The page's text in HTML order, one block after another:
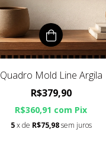
Quadro Mold Line Argila
R$379,90
R$360,91 com Pix
5x de R$75,98sem juros